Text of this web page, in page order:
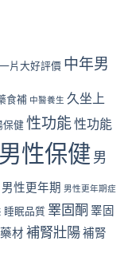
一片大好評價 中年男
食補 中醫養生 久坐上
保健性功能性功能
男性保健男
男性更年期 男性更年期症
睡眠品質 睪固酮 睪固
材 補腎壯陽補腎